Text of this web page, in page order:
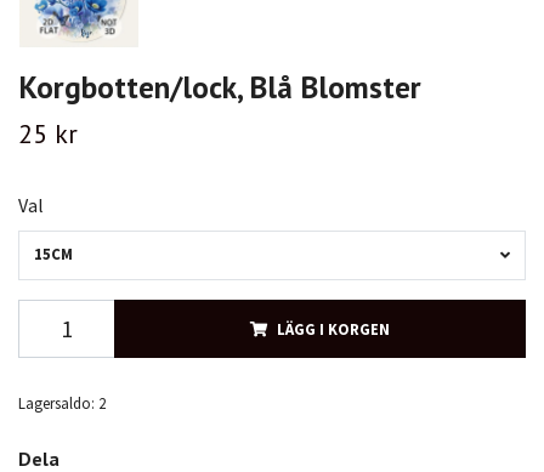
Korgbotten/lock, Blå Blomster
25 kr
Val
15CM
LÄGG I KORGEN
Lagersaldo: 2
Dela